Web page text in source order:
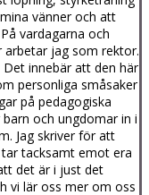
vänner och att
vardagarna och
arbetar jag som rektor.
innebär att den här
personliga småsaker
på pedagogiska
och ungdomar in i
Jag skriver för att
tacksamt emot era
det är i just det
vi lär oss mer om oss